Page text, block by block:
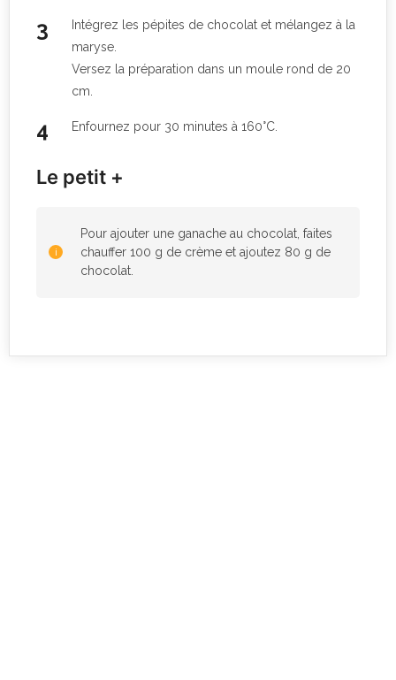
Intégrez les pépites de chocolat et mélangez à la
maryse.
Versez la préparation dans un moule rond de 20
cm.
Enfournez pour 30 minutes à 160°C.
Le petit +
Pour ajouter une ganache au chocolat, faites
chauffer 100 g de crème et ajoutez 80 g de
chocolat.